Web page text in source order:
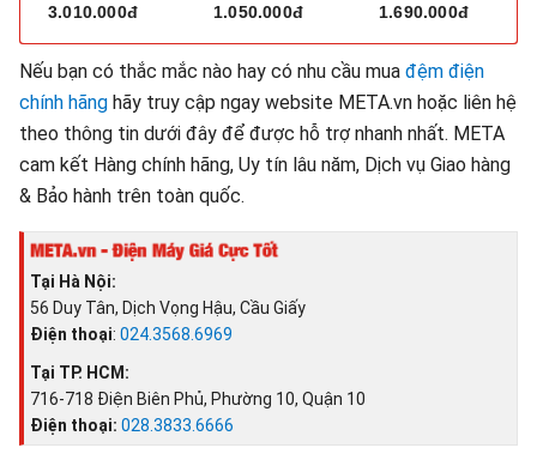
Anna Big
3.010.000đ
tắm Fujihome
1.050.000đ
CH-2000R
1.690.000đ
Nếu bạn có thắc mắc nào hay có nhu cầu mua đệm điện
chính hãng hãy truy cập ngay website META.vn hoặc liên hệ
theo thông tin dưới đây để được hỗ trợ nhanh nhất. META
cam kết Hàng chính hãng, Uy tín lâu năm, Dịch vụ Giao hàng
& Bảo hành trên toàn quốc.
Tại Hà Nội:
56 Duy Tân, Dịch Vọng Hậu, Cầu Giấy
Điện thoại: 024.3568.6969
Tại TP. HCM:
716-718 Điện Biên Phủ, Phường 10, Quận 10
Điện thoại: 028.3833.6666